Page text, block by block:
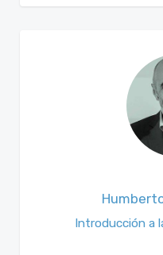
Introducción a